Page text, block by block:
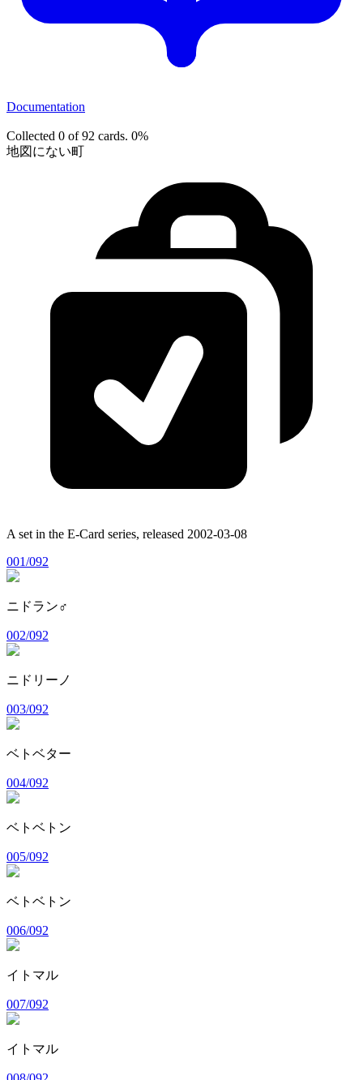
Documentation
Collected 0 of 92 cards. 0%
地図にない町
A set in the E-Card series, released 2002-03-08
001/092
ニドラン♂
002/092
ニドリーノ
003/092
ベトベター
004/092
ベトベトン
005/092
ベトベトン
006/092
イトマル
007/092
イトマル